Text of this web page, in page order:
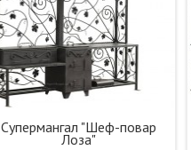
Супермангал "Шеф-повар
Лоза"